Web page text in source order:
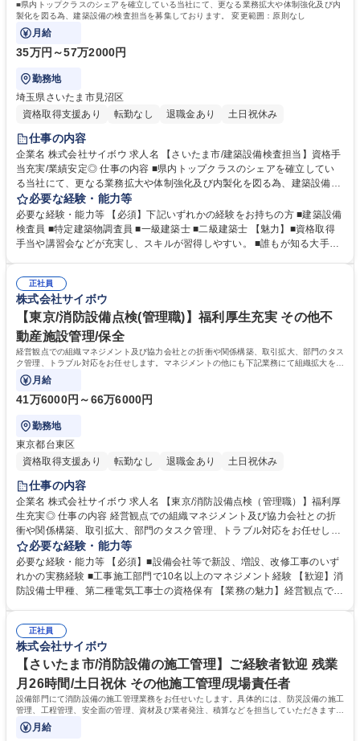
■県内トップクラスのシェアを確立している当社にて、更なる業務拡大や体制強化及び内
製化を図る為、建築設備の検査担当を募集しております。 変更範囲：原則なし
月給
35万円～57万2000円
勤務地
埼玉県さいたま市見沼区
資格取得支援あり
転勤なし 退職金あり 土日祝休み
仕事の内容
企業名 株式会社サイボウ 求人名 【さいたま市/建築設備検査担当】資格手
当充実/業績安定◎ 仕事の内容 ■県内トップクラスのシェアを確立してい
る当社にて、更なる業務拡大や体制強化及び内製化を図る為、建築設備の
検査担当を募集しております。 変更範囲：原則なし 【仕事内容】・建築
設備の定期検査 ・特定建築物の定期調査 ・報告書類作成業務 ・主には換
気設備、排煙設備、非常用照明設備、給排水設備などの外観検査や性能検
査 【対象の建物/エリア】・官公庁物件（庁舎、学校、図書館 等）を中心
ますが、宿泊を伴う出張はございません。 募集職種 【さいたま市/建築設
備検査担当】資格手当充実/業績安定◎
必要な経験・能力等
必要な経験・能力等 【必須】下記いずれかの経験をお持ちの方 ■建築設備
検査員 ■特定建築物調査員 ■一級建築士 ■二級建築士 【魅力】■資格取得
手当や講習会などが充実し、スキルが習得しやすい。 ■誰もが知る大手ス
渇している中、県庁に対し独自のルートで取得したマスクやアルコールな
どの備品の提供。それをきっかけに、県庁経由で埼玉県の地域への「防災
といえばサイボウ」という知名度が向上中。 学歴・資格 学歴：大学院 大
学 高専 短大 専修学校 高校 語学力： 資格：第一種運転免許普通自動車
正社員
株式会社サイボウ
【東京/消防設備点検(管理職)】福利厚生充実 その他不
動産施設管理/保全
経営観点での組織マネジメント及び協力会社との折衝や関係構築、取引拡大、部門のタス
ク管理、トラブル対応をお任せします。マネジメントの他にも下記業務にて組織拡大を目
指していただきます。
月給
41万6000円～66万6000円
勤務地
東京都台東区
資格取得支援あり
転勤なし 退職金あり 土日祝休み
仕事の内容
企業名 株式会社サイボウ 求人名 【東京/消防設備点検（管理職）】福利厚
生充実◎ 仕事の内容 経営観点での組織マネジメント及び協力会社との折
衝や関係構築、取引拡大、部門のタスク管理、トラブル対応をお任せしま
す。マネジメントの他にも下記業務にて組織拡大を目指していただきま
す。 【業務詳細】建物に対して自動火災報知設備、弱電設備、避難器具等
の新設、増設、改修工事を中心に積算、施工管理、設計施工などを行う部
門を管理していただきます。 その他、工程管理、予算管理、安全面の管
集職種 【東京/消防設備点検（管理職）】福利厚生充実◎
必要な経験・能力等
必要な経験・能力等 【必須】■設備会社等で新設、増設、改修工事のいず
れかの実務経験 ■工事施工部門で10名以上のマネジメント経験 【歓迎】消
防設備士甲種、第二種電気工事士の資格保有 【業務の魅力】経営観点での
伸ばすことが出来ます。 【就業環境】有給休暇の取得実績も多数あり、メ
ンバーのスキルアップに必要な資格取得に向けた勉強会の開催や資格手当
などもあり、会社全体で福利厚生や組織力強化に取り組んでおります。中
途入社者も多く、馴染みやすい環境です。 学歴・資格 学歴：大学院 大学
高専 短大 専修学校 高校 語学力： 資格：第一種運転免許普通自動車
正社員
株式会社サイボウ
【さいたま市/消防設備の施工管理】ご経験者歓迎 残業
月26時間/土日祝休 その他施工管理/現場責任者
設備部門にて消防設備の施工管理業務をお任せいたします。具体的には、防災設備の施工
管理、工程管理、安全面の管理、資材及び業者発注、積算などを担当していただきます。
変更範囲：原則なし
月給